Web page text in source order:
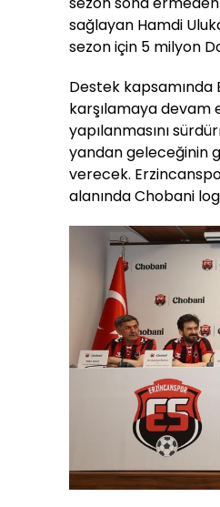
sağlayan Hamdi
sezon için 5 milyon
Destek
karşılamaya devam
yapılanmasını
yandan geleceğinin
verecek.
alanında Chobani